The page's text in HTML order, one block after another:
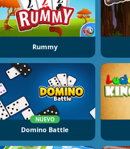
Rummy
NUEVO
Domino Battle